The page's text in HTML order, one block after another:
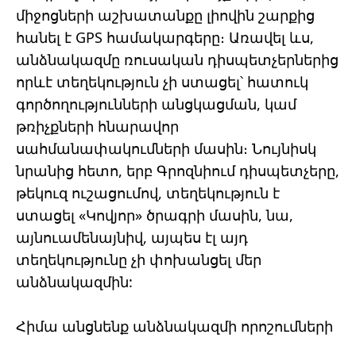
միջոցների աշխատանքը լիովին շարքից
հանել է GPS համակարգերը։ Առավել ևս,
անձնակազմը ռուսական դիսպետչերներից
որևէ տեղեկություն չի ստացել՝ հատուկ
գործողությունների անցկացման, կամ
թռիչքների հնարավոր
սահմանափակումների մասին։ Նույնիսկ
նրանից հետո, երբ Գրոզնիում դիսպետչերը,
թեկուզ ուշացումով, տեղեկություն է
ստացել «Կովյոր» ծրագրի մասին, նա,
այնուամենայնիվ, այպես էլ այդ
տեղեկությունը չի փոխանցել մեր
անձնակազմին:
Հիմա անցնենք անձնակազմի որոշումների